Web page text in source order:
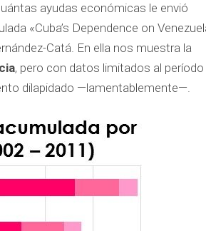
ayudas económicas le envió
«Cuba’s Dependence on
Catá. En ella nos muestra la
, pero con datos limitados al período
dilapidado —lamentablemente—.